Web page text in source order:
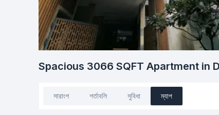
Spacious 3066 SQFT Apartment in
সারাংশ শর্তাবলি সুবিধা ম্যাপ